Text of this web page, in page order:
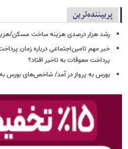
پربیننده‌ترین
رشد هزار درصدی هزینه ساخت مسکن/
خبر مهم تامین‌اجتماعی درباره زمان
پرداخت معوقات به تاخیر افتاد؟
بورس به پرواز در آمد/ شاخص‌های بورس